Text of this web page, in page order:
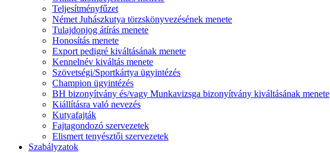
Teljesítményfűzet
Német Juhászkutya törzskönyvezésének menete
Tulajdonjog átírás menete
Honosítás menete
Export pedigré kiváltásának menete
Kennelnév kiváltás menete
Szövetségi/Sportkártya ügyintézés
Champion ügyintézés
BH bizonyítvány és/vagy Munkavizsga bizonyítvány kiváltásának menete
Kiállításra való nevezés
Kutyafajták
Fajtagondozó szervezetek
Elismert tenyésztői szervezetek
Szabályzatok